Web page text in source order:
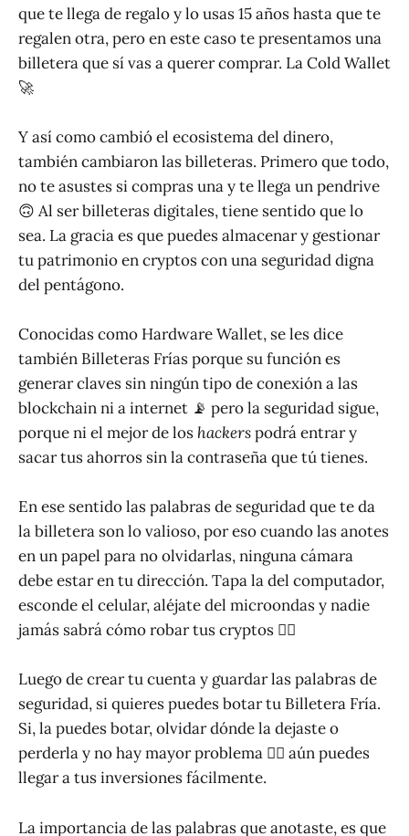
que te llega de regalo y lo usas 15 años hasta que te
regalen otra, pero en este caso te presentamos una
billetera que sí vas a querer comprar. La Cold Wallet
🚀
Y así como cambió el ecosistema del dinero,
también cambiaron las billeteras. Primero que todo,
no te asustes si compras una y te llega un pendrive
🙃 Al ser billeteras digitales, tiene sentido que lo
sea. La gracia es que puedes almacenar y gestionar
tu patrimonio en cryptos con una seguridad digna
del pentágono.
Conocidas como Hardware Wallet, se les dice
también Billeteras Frías porque su función es
generar claves sin ningún tipo de conexión a las
blockchain ni a internet 📡 pero la seguridad sigue,
porque ni el mejor de los hackerspodrá entrar y
sacar tus ahorros sin la contraseña que tú tienes.
En ese sentido las palabras de seguridad que te da
la billetera son lo valioso, por eso cuando las anotes
en un papel para no olvidarlas, ninguna cámara
debe estar en tu dirección. Tapa la del computador,
esconde el celular, aléjate del microondas y nadie
jamás sabrá cómo robar tus cryptos 🕵️‍♂️
Luego de crear tu cuenta y guardar las palabras de
seguridad, si quieres puedes botar tu Billetera Fría.
Si, la puedes botar, olvidar dónde la dejaste o
perderla y no hay mayor problema 💁‍♂️ aún puedes
llegar a tus inversiones fácilmente.
La importancia de las palabras que anotaste, es que